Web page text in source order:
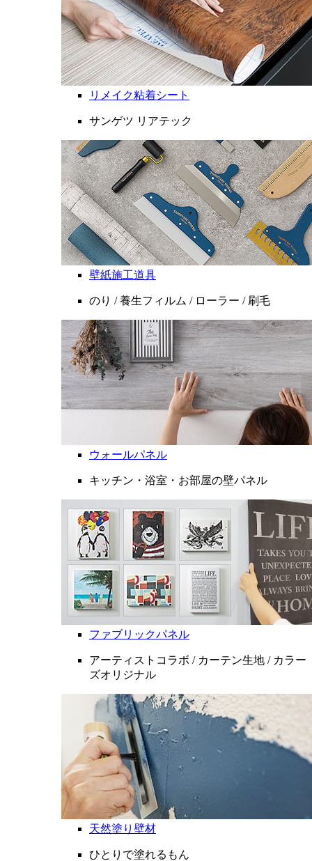
リメイク粘着シート
サンゲツ リアテック
壁紙施工道具
のり / 養生フィルム / ローラー / 刷毛
ウォールパネル
キッチン・浴室・お部屋の壁パネル
ファブリックパネル
アーティストコラボ / カーテン生地 / カラー
ズオリジナル
天然塗り壁材
ひとりで塗れるもん